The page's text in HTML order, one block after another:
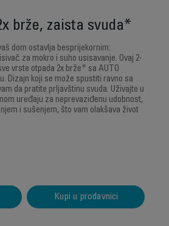
brže, zaista svuda*
dom ostavlja besprijekornim:
za mokro i suho usisavanje. Ovaj 2-
vrste otpada 2x brže* sa AUTO
Dizajn koji se može spustiti ravno sa
da pratite prljavštinu svuda. Uživajte u
uređaju za neprevaziđenu udobnost,
i sušenjem, što vam olakšava život
Kupi u prodavnici